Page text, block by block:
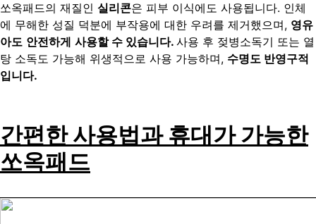
쏘옥패드의 재질인 실리콘은 피부 이식에도 사용됩니다. 인체
에 무해한 성질 덕분에 부작용에 대한 우려를 제거했으며, 영유
아도 안전하게 사용할수 있습니다. 사용 후 젖병소독기 또는 열
탕 소독도 가능해 위생적으로 사용 가능하며, 수명도 반영구적
입니다.
간편한 사용법과 휴대가 가능한
쏘옥패드